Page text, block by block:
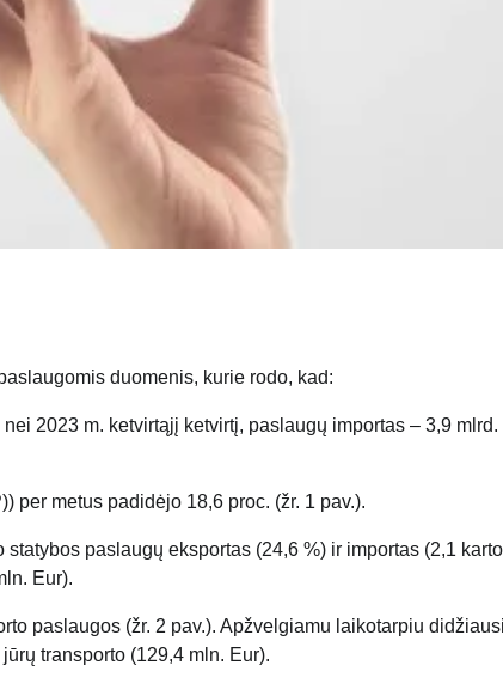
duomenis, kurie rodo, kad:
2023 m. ketvirtąjį ketvirtį, paslaugų importas – 3,9
per metus padidėjo 18,6 proc. (žr. 1 pav.).
paslaugų eksportas (24,6 %) ir importas (2,1
Eur).
paslaugos (žr. 2 pav.). Apžvelgiamu laikotarpiu
transporto (129,4 mln. Eur).